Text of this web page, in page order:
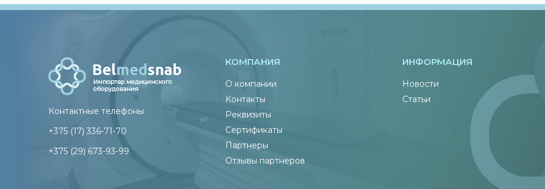
Контактные телефоны
+375 (17) 336-71-70
+375 (29) 673-93-99
КОМПАНИЯ
О компании
Контакты
Реквизиты
Сертификаты
Партнеры
Отзывы партнеров
ИНФОРМАЦИЯ
Новости
Статьи